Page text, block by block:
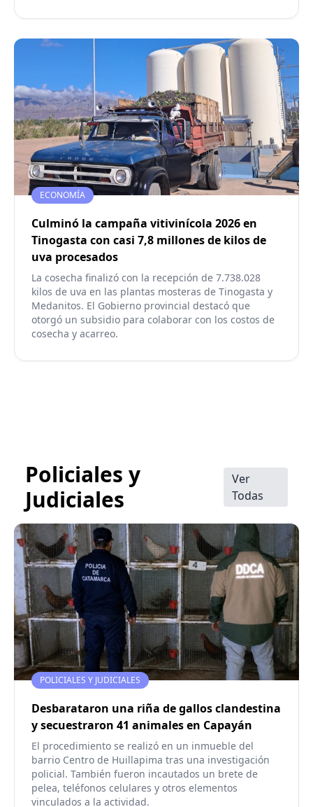
ECONOMÍA
Culminó la campaña vitivinícola 2026 en
Tinogasta con casi 7,8 millones de kilos de
uva procesados
La cosecha finalizó con la recepción de 7.738.028
kilos de uva en las plantas mosteras de Tinogasta y
Medanitos. El Gobierno provincial destacó que
otorgó un subsidio para colaborar con los costos de
cosecha y acarreo.
Policiales y
Judiciales
Ver
Todas
POLICIALES Y JUDICIALES
Desbarataron una riña de gallos clandestina
y secuestraron 41 animales en Capayán
El procedimiento se realizó en un inmueble del
barrio Centro de Huillapima tras una investigación
policial. También fueron incautados un brete de
pelea, teléfonos celulares y otros elementos
vinculados a la actividad.